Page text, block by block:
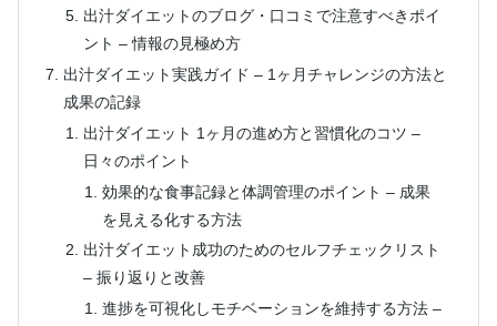
出汁ダイエットのブログ・口コミで注意すべきポイ
ント – 情報の見極め方
出汁ダイエット実践ガイド – 1ヶ月チャレンジの方法と
成果の記録
出汁ダイエット 1ヶ月の進め方と習慣化のコツ –
日々のポイント
効果的な食事記録と体調管理のポイント – 成果
を見える化する方法
出汁ダイエット成功のためのセルフチェックリスト
– 振り返りと改善
進捗を可視化しモチベーションを維持する方法 –